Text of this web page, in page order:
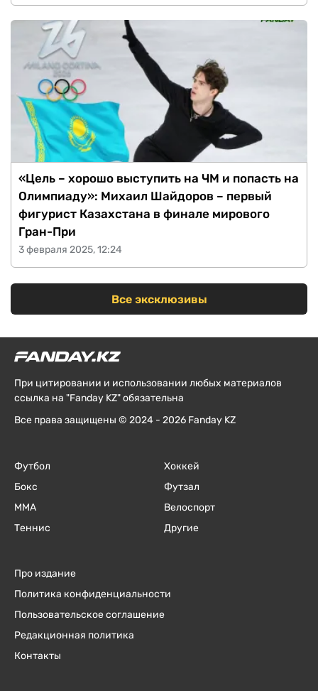
3 февраля 2025, 12:24
«Цель – хорошо выступить на ЧМ и попасть на
Олимпиаду»: Михаил Шайдоров – первый
фигурист Казахстана в финале мирового
Гран-При
Все эксклюзивы
При цитировании и использовании любых материалов
ссылка на "Fanday KZ" обязательна
Все права защищены © 2024 - 2026 Fanday KZ
Футбол
Бокс
ММА
Теннис
Хоккей
Футзал
Велоспорт
Другие
Про издание
Политика конфиденциальности
Пользовательское соглашение
Редакционная политика
Контакты